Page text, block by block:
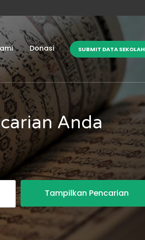
Donasi SUBMIT DATA SEKOLAH
Anda